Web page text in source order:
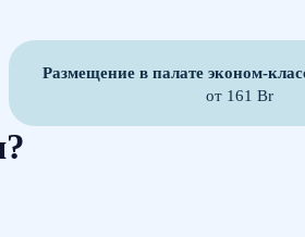
Размещение в палате эконом-
от 161 Br